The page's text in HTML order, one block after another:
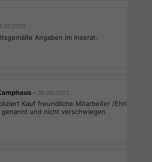
Angaben im Inserat.
- 30.06.2023
Kauf freundliche Mitarbeiter /Ehrlichkeit
genannt und nicht verschwiegen